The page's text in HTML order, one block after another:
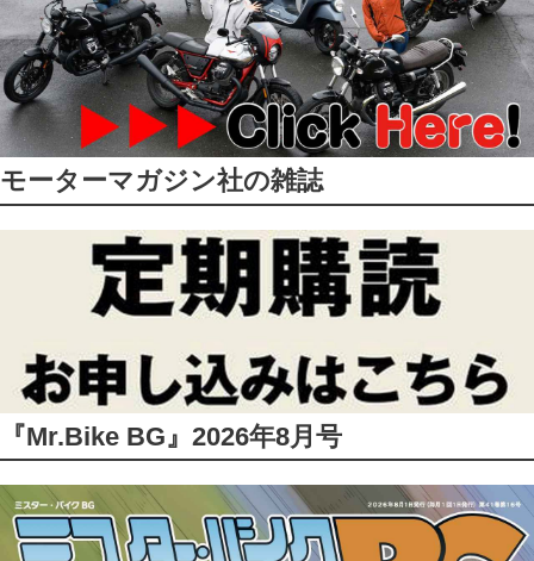
モーターマガジン社の雑誌
『Mr.Bike BG』2026年8月号